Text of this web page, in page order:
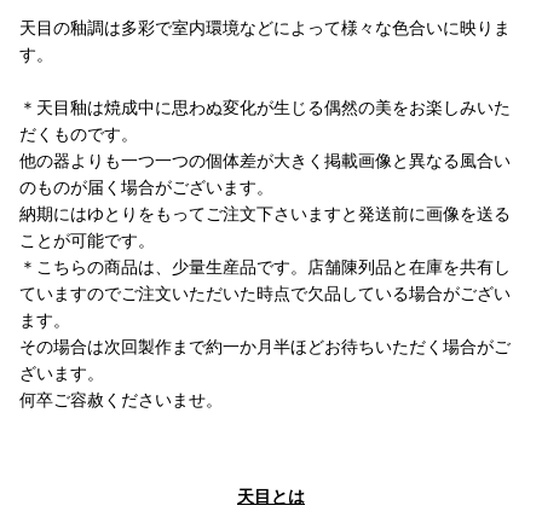
天目の釉調は多彩で室内環境などによって様々な色合いに映りま
す。
＊天目釉は焼成中に思わぬ変化が生じる偶然の美をお楽しみいた
だくものです。
他の器よりも一つ一つの個体差が大きく掲載画像と異なる風合い
のものが届く場合がございます。
納期にはゆとりをもってご注文下さいますと発送前に画像を送る
ことが可能です。
＊こちらの商品は、少量生産品です。店舗陳列品と在庫を共有し
ていますのでご注文いただいた時点で欠品している場合がござい
ます。
その場合は次回製作まで約一か月半ほどお待ちいただく場合がご
ざいます。
何卒ご容赦くださいませ。
天目とは